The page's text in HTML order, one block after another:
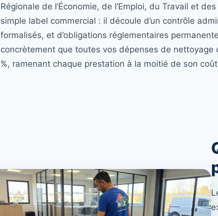
Régionale de l’Économie, de l’Emploi, du Travail et
simple label commercial : il découle d’un contrôle
formalisés, et d’obligations réglementaires
concrètement que toutes vos dépenses de nettoyage
%, ramenant chaque prestation à la moitié de son